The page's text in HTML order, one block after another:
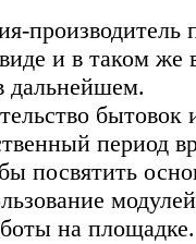
производитель
и в таком же
дальнейшем.
бытовок
период
посвятить
на площадке.